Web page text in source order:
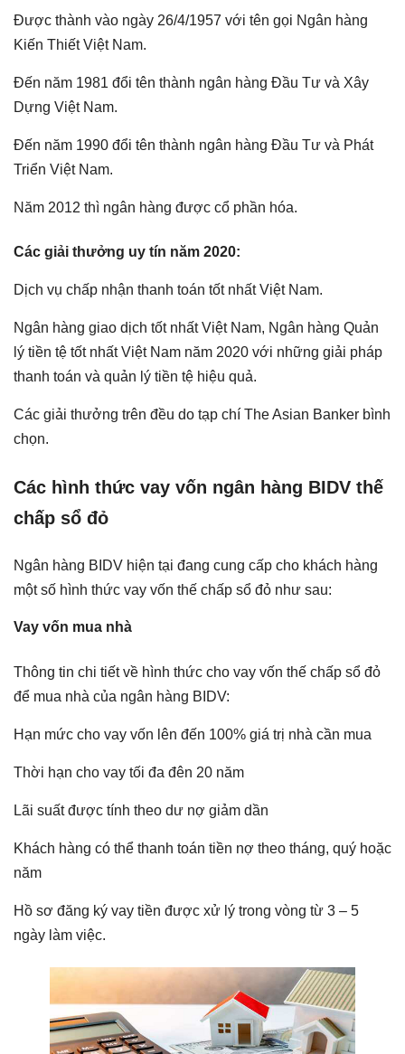
Được thành vào ngày 26/4/1957 với tên gọi Ngân hàng
Kiến Thiết Việt Nam.
Đến năm 1981 đổi tên thành ngân hàng Đầu Tư và Xây
Dựng Việt Nam.
Đến năm 1990 đổi tên thành ngân hàng Đầu Tư và Phát
Triển Việt Nam.
Năm 2012 thì ngân hàng được cổ phần hóa.
Các giải thưởng uy tín năm 2020:
Dịch vụ chấp nhận thanh toán tốt nhất Việt Nam.
Ngân hàng giao dịch tốt nhất Việt Nam, Ngân hàng Quản
lý tiền tệ tốt nhất Việt Nam năm 2020 với những giải pháp
thanh toán và quản lý tiền tệ hiệu quả.
Các giải thưởng trên đều do tạp chí The Asian Banker bình
chọn.
Các hình thức vay vốn ngân hàng BIDV thế
chấp sổ đỏ
Ngân hàng BIDV hiện tại đang cung cấp cho khách hàng
một số hình thức vay vốn thế chấp sổ đỏ như sau:
Vay vốn mua nhà
Thông tin chi tiết về hình thức cho vay vốn thế chấp sổ đỏ
để mua nhà của ngân hàng BIDV:
Hạn mức cho vay vốn lên đến 100% giá trị nhà cần mua
Thời hạn cho vay tối đa đên 20 năm
Lãi suất được tính theo dư nợ giảm dần
Khách hàng có thể thanh toán tiền nợ theo tháng, quý hoặc
năm
Hồ sơ đăng ký vay tiền được xử lý trong vòng từ 3 – 5
ngày làm việc.